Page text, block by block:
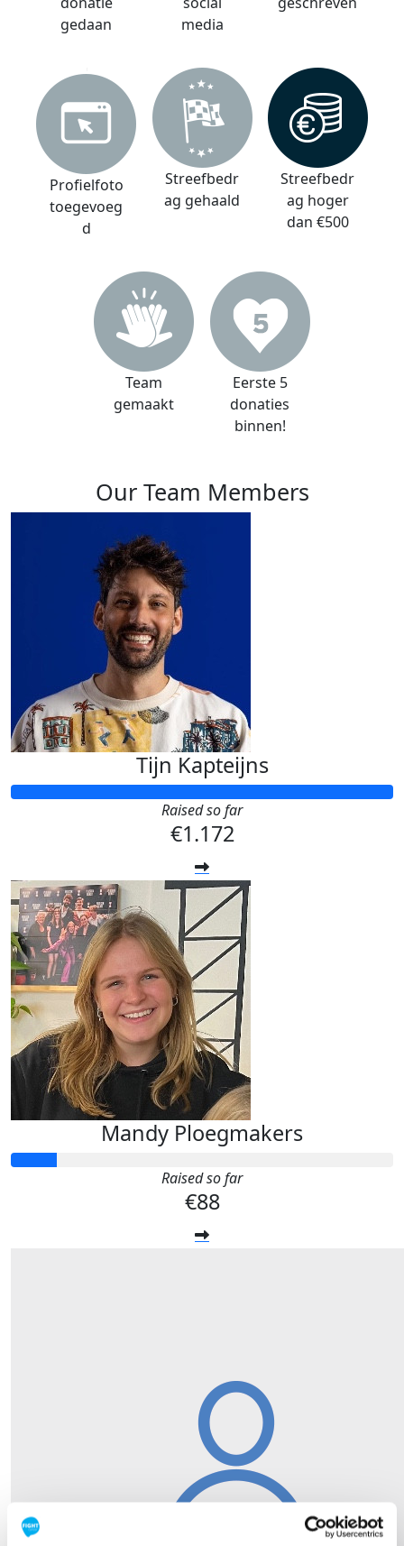
gedaan
media
Profielfoto
toegevoeg
d
Streefbedr
ag gehaald
Streefbedr
ag hoger
dan €500
Team
gemaakt
Eerste 5
donaties
binnen!
Our Team Members
Tijn Kapteijns
Raised so far
€1.172
Mandy Ploegmakers
Raised so far
€88